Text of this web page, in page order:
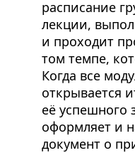
расписание
лекции,
и проходит
том темпе,
Когда все
открывается
её успешного
оформляет и
документ о